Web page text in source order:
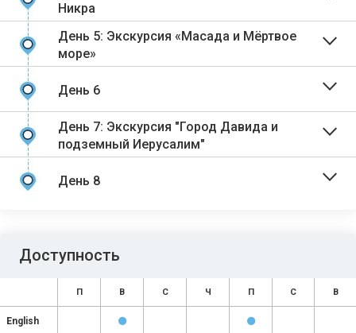
Никра
День 5: Экскурсия «Масада и Мёртвое
море»
День 6
День 7: Экскурсия "Город Давида и
подземный Иерусалим"
День 8
Доступность
П В С Ч П С В
English